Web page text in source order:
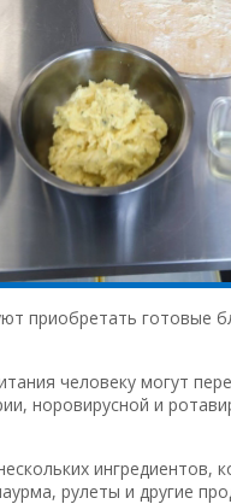
приобретать готовые
человеку могут
норовирусной и
ингредиентов,
рулеты и другие